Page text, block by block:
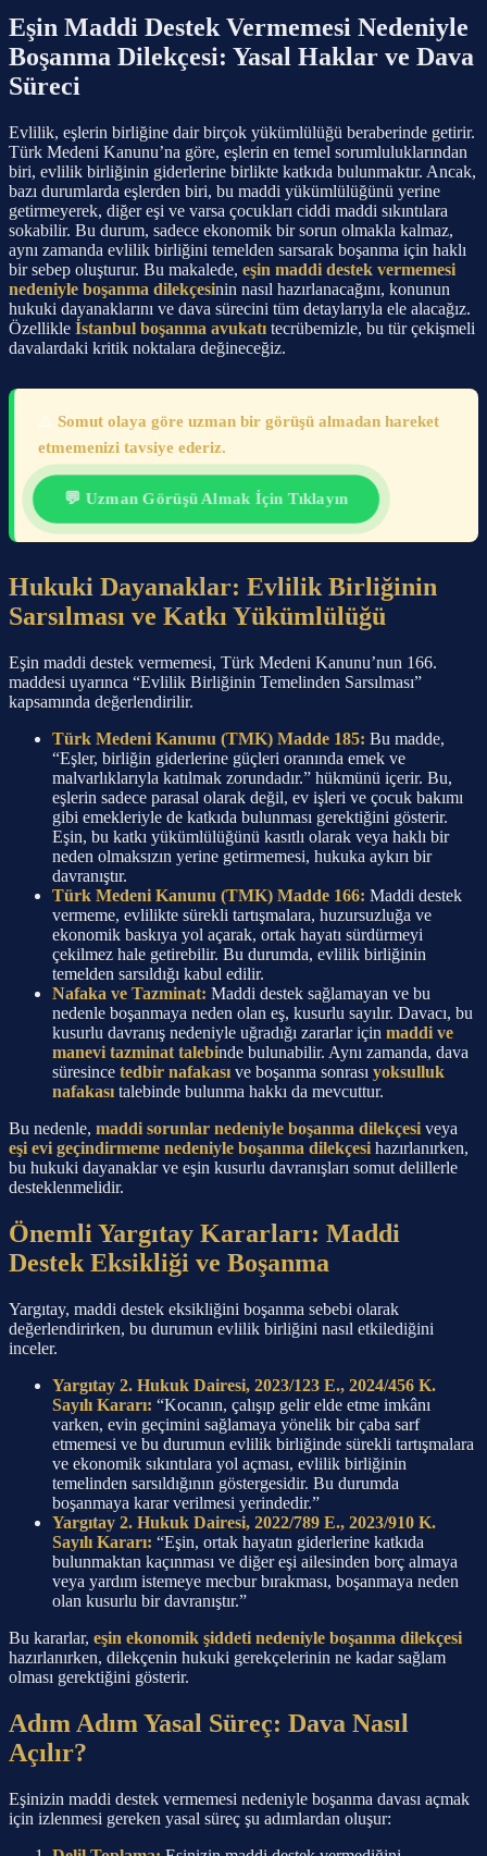
Eşin Maddi Destek Vermemesi Nedeniyle
Boşanma Dilekçesi: Yasal Haklar ve Dava
Süreci
Evlilik, eşlerin birliğine dair birçok yükümlülüğü beraberinde getirir.
Türk Medeni Kanunu’na göre, eşlerin en temel sorumluluklarından
biri, evlilik birliğinin giderlerine birlikte katkıda bulunmaktır. Ancak,
bazı durumlarda eşlerden biri, bu maddi yükümlülüğünü yerine
getirmeyerek, diğer eşi ve varsa çocukları ciddi maddi sıkıntılara
sokabilir. Bu durum, sadece ekonomik bir sorun olmakla kalmaz,
aynı zamanda evlilik birliğini temelden sarsarak boşanma için haklı
bir sebep oluşturur. Bu makalede, eşin maddi destek vermemesi
nedeniyle boşanma dilekçesinin nasıl hazırlanacağını, konunun
hukuki dayanaklarını ve dava sürecini tüm detaylarıyla ele alacağız.
Özellikle İstanbul boşanma avukatı tecrübemizle, bu tür çekişmeli
davalardaki kritik noktalara değineceğiz.
Somut olaya göre uzman bir görüşü almadan hareket
etmemenizi tavsiye ederiz.
💬 Uzman Görüşü Almak İçin Tıklayın
Hukuki Dayanaklar: Evlilik Birliğinin
Sarsılması ve Katkı Yükümlülüğü
Eşin maddi destek vermemesi, Türk Medeni Kanunu’nun 166.
maddesi uyarınca “Evlilik Birliğinin Temelinden Sarsılması”
kapsamında değerlendirilir.
Türk Medeni Kanunu (TMK) Madde 185: Bu madde,
“Eşler, birliğin giderlerine güçleri oranında emek ve
malvarlıklarıyla katılmak zorundadır.” hükmünü içerir. Bu,
eşlerin sadece parasal olarak değil, ev işleri ve çocuk bakımı
gibi emekleriyle de katkıda bulunması gerektiğini gösterir.
Eşin, bu katkı yükümlülüğünü kasıtlı olarak veya haklı bir
neden olmaksızın yerine getirmemesi, hukuka aykırı bir
davranıştır.
Türk Medeni Kanunu (TMK) Madde 166: Maddi destek
vermeme, evlilikte sürekli tartışmalara, huzursuzluğa ve
ekonomik baskıya yol açarak, ortak hayatı sürdürmeyi
çekilmez hale getirebilir. Bu durumda, evlilik birliğinin
temelden sarsıldığı kabul edilir.
Nafaka ve Tazminat: Maddi destek sağlamayan ve bu
nedenle boşanmaya neden olan eş, kusurlu sayılır. Davacı, bu
kusurlu davranış nedeniyle uğradığı zararlar için maddi ve
manevi tazminat talebinde bulunabilir. Aynı zamanda, dava
süresince tedbir nafakası ve boşanma sonrası yoksulluk
nafakası talebinde bulunma hakkı da mevcuttur.
Bu nedenle, maddi sorunlar nedeniyle boşanma dilekçesi veya
eşi evi geçindirmeme nedeniyle boşanma dilekçesi hazırlanırken,
bu hukuki dayanaklar ve eşin kusurlu davranışları somut delillerle
desteklenmelidir.
Önemli Yargıtay Kararları: Maddi
Destek Eksikliği ve Boşanma
Yargıtay, maddi destek eksikliğini boşanma sebebi olarak
değerlendirirken, bu durumun evlilik birliğini nasıl etkilediğini
inceler.
Yargıtay 2. Hukuk Dairesi, 2023/123 E., 2024/456 K.
Sayılı Kararı: “Kocanın, çalışıp gelir elde etme imkânı
varken, evin geçimini sağlamaya yönelik bir çaba sarf
etmemesi ve bu durumun evlilik birliğinde sürekli tartışmalara
ve ekonomik sıkıntılara yol açması, evlilik birliğinin
temelinden sarsıldığının göstergesidir. Bu durumda
boşanmaya karar verilmesi yerindedir.”
Yargıtay 2. Hukuk Dairesi, 2022/789 E., 2023/910 K.
Sayılı Kararı: “Eşin, ortak hayatın giderlerine katkıda
bulunmaktan kaçınması ve diğer eşi ailesinden borç almaya
veya yardım istemeye mecbur bırakması, boşanmaya neden
olan kusurlu bir davranıştır.”
Bu kararlar, eşin ekonomik şiddeti nedeniyle boşanma dilekçesi
hazırlanırken, dilekçenin hukuki gerekçelerinin ne kadar sağlam
olması gerektiğini gösterir.
Adım Adım Yasal Süreç: Dava Nasıl
Açılır?
Eşinizin maddi destek vermemesi nedeniyle boşanma davası açmak
için izlenmesi gereken yasal süreç şu adımlardan oluşur: